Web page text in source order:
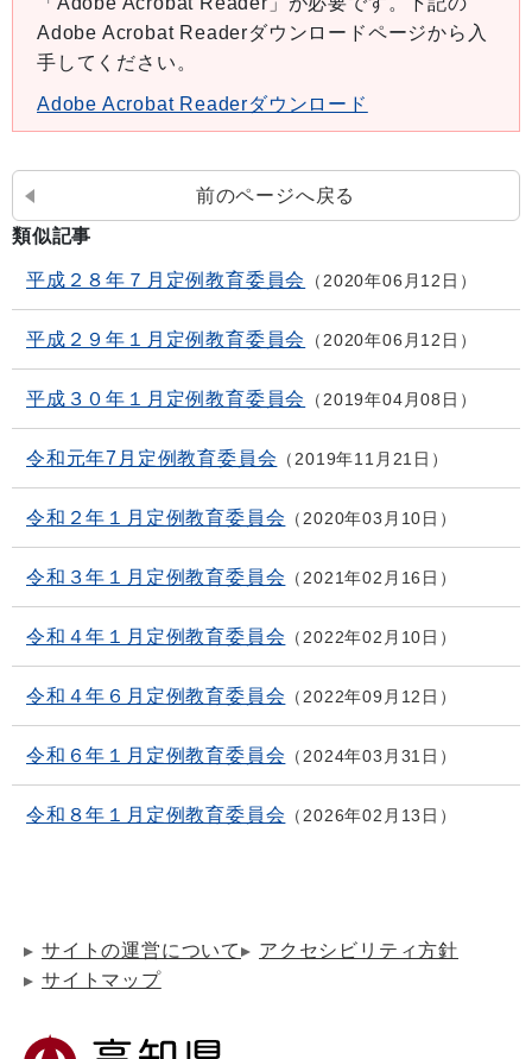
Adobe Acrobat Readerダウンロードページから入
手してください。
Adobe Acrobat Readerダウンロード
前のページへ戻る
類似記事
平成２８年７月定例教育委員会 2020年06月12日
平成２９年１月定例教育委員会 2020年06月12日
平成３０年１月定例教育委員会 2019年04月08日
令和元年7月定例教育委員会 2019年11月21日
令和２年１月定例教育委員会 2020年03月10日
令和３年１月定例教育委員会 2021年02月16日
令和４年１月定例教育委員会 2022年02月10日
令和４年６月定例教育委員会 2022年09月12日
令和６年１月定例教育委員会 2024年03月31日
令和８年１月定例教育委員会 2026年02月13日
サイトの運営について
アクセシビリティ方針
サイトマップ